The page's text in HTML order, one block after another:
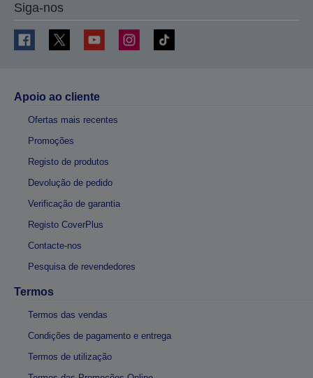
Siga-nos
Apoio ao cliente
Ofertas mais recentes
Promoções
Registo de produtos
Devolução de pedido
Verificação de garantia
Registo CoverPlus
Contacte-nos
Pesquisa de revendedores
Termos
Termos das vendas
Condições de pagamento e entrega
Termos de utilização